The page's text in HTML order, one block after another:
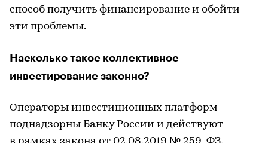
способ получить финансирование и обойти
эти проблемы.
Насколько такое коллективное
инвестирование законно?
Операторы инвестиционных платформ
поднадзорны Банку России и действуют